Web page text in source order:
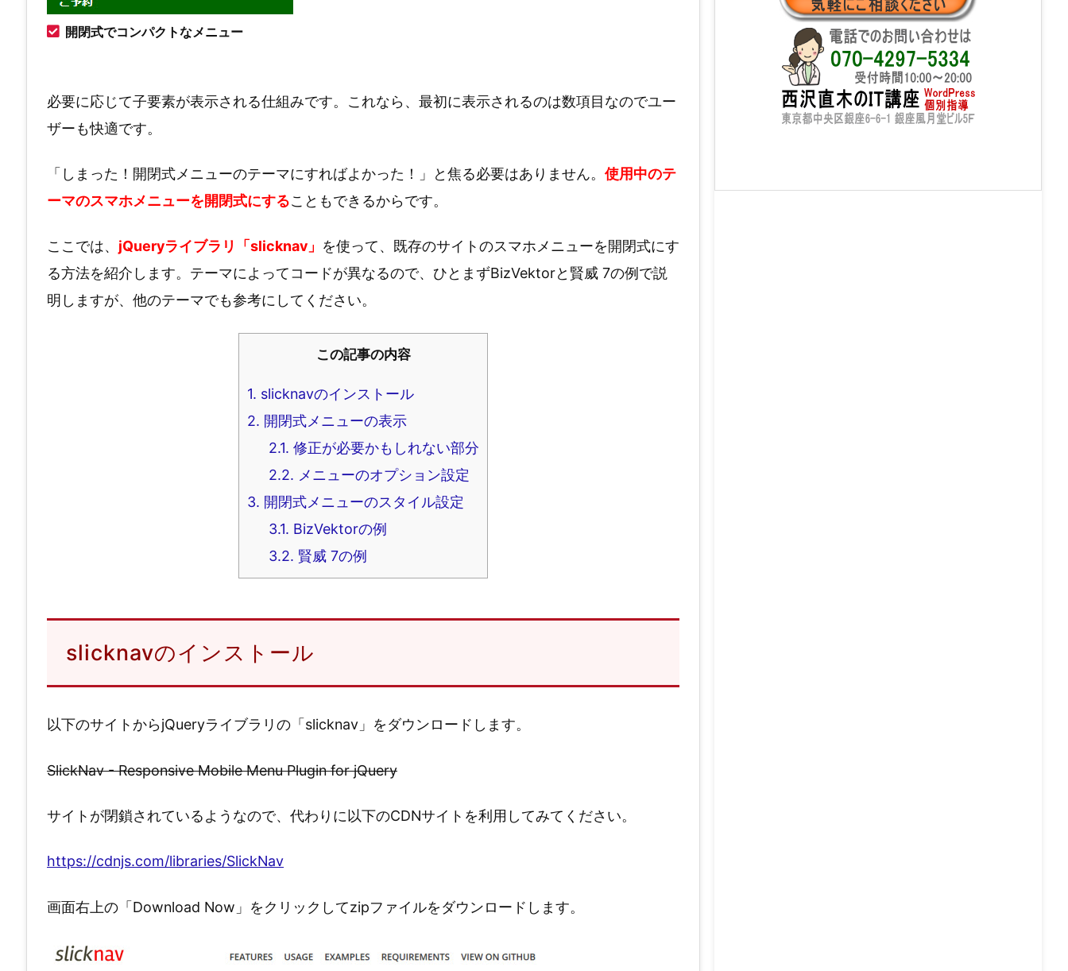
開閉式でコンパクトなメニュー
必要に応じて子要素が表示される仕組みです。これなら、最初に表示されるのは数項目なのでユー
ザーも快適です。
「しまった！開閉式メニューのテーマにすればよかった！」と焦る必要はありません。 使用中のテ
ーマのスマホメニューを開閉式にすることもできるからです。
ここでは、 jQueryライブラリ「slicknav」 を使って、既存のサイトのスマホメニューを開閉式にす
る方法を紹介します。テーマによってコードが異なるので、ひとまずBizVektorと賢威 7の例で説
明しますが、他のテーマでも参考にしてください。
この記事の内容
1. slicknavのインストール
2. 開閉式メニューの表示
2.1. 修正が必要かもしれない部分
2.2. メニューのオプション設定
3. 開閉式メニューのスタイル設定
3.1. BizVektorの例
3.2. 賢威 7の例
slicknavのインストール
以下のサイトからjQueryライブラリの「slicknav」をダウンロードします。
SlickNav - Responsive Mobile Menu Plugin for jQuery
サイトが閉鎖されているようなので、代わりに以下のCDNサイトを利用してみてください。
https://cdnjs.com/libraries/SlickNav
画面右上の「Download Now」をクリックしてzipファイルをダウンロードします。